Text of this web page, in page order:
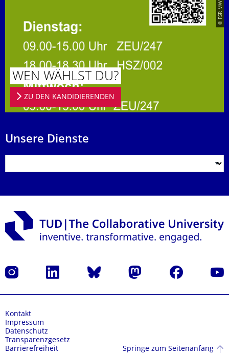
© FSR MW
WEN WÄHLST DU?
ZU DEN KANDIDIERENDEN
Unsere Dienste
Instagram LinkedIn Bluesky Mastodon Facebook
Kontakt
Impressum
Datenschutz
Transparenzgesetz
Barrierefreiheit
Springe zum Seitenanfang